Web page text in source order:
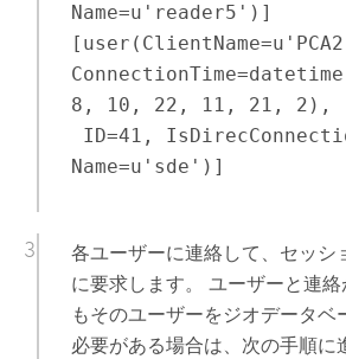
Name=u'reader5')]
8, 10, 22, 11, 21, 2),
Name=u'sde')]
各ユーザーに連絡して、セッシ
に要求します。 ユーザーと連
もそのユーザーをジオデータベ
必要がある場合は、次の手順に